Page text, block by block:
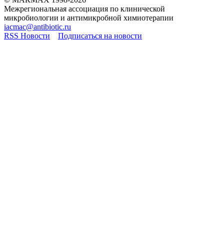
Межрегиональная ассоциация по клинической
микробиологии и антимикробной химиотерапии
iacmac@antibiotic.ru
RSS Новости
Подписаться на новости